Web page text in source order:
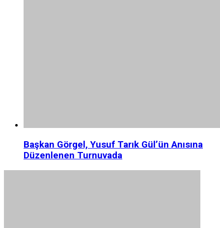
Başkan Görgel, Yusuf Tarık Gül’ün Anısına
Düzenlenen Turnuvada